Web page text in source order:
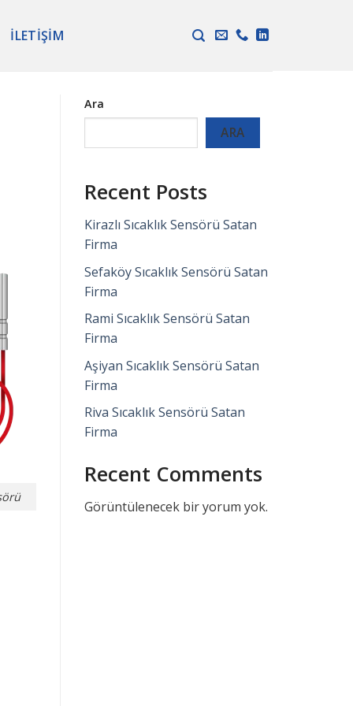
İLETIŞIM
Ara
ARA
Recent Posts
Kirazlı Sıcaklık Sensörü Satan
Firma
Sefaköy Sıcaklık Sensörü Satan
Firma
Rami Sıcaklık Sensörü Satan
Firma
Aşiyan Sıcaklık Sensörü Satan
Firma
Riva Sıcaklık Sensörü Satan
Firma
Recent Comments
Görüntülenecek bir yorum yok.